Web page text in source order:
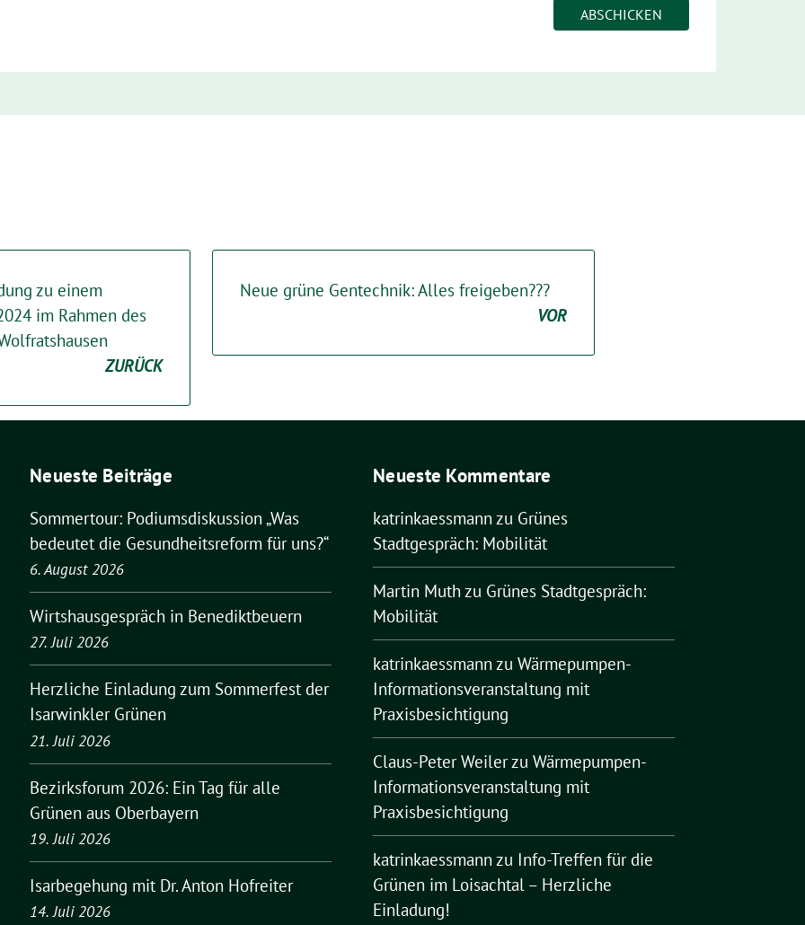
zu einem
im Rahmen des
ZURÜCK
Neue grüne Gentechnik: Alles freigeben???
VOR
Neueste Beiträge
Sommertour: Podiumsdiskussion „Was
bedeutet die Gesundheitsreform für uns?“
6. August 2026
Wirtshausgespräch in Benediktbeuern
27. Juli 2026
Herzliche Einladung zum Sommerfest der
Isarwinkler Grünen
21. Juli 2026
Bezirksforum 2026: Ein Tag für alle
Grünen aus Oberbayern
19. Juli 2026
Isarbegehung mit Dr. Anton Hofreiter
14. Juli 2026
Neueste Kommentare
katrinkaessmann zu Grünes
Stadtgespräch: Mobilität
Martin Muth zu Grünes Stadtgespräch:
Mobilität
katrinkaessmann zu Wärmepumpen-
Informationsveranstaltung mit
Praxisbesichtigung
Claus-Peter Weilerzu Wärmepumpen-
Informationsveranstaltung mit
Praxisbesichtigung
katrinkaessmann zu Info-Treffen für die
Grünen im Loisachtal – Herzliche
Einladung!